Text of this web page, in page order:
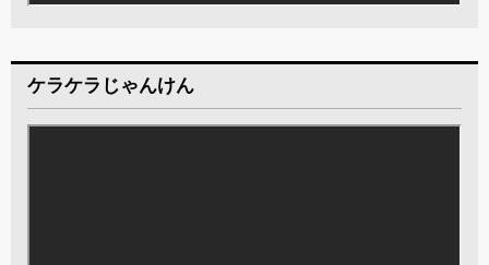
ケラケラじゃんけん